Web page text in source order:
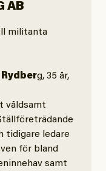
AB
militanta
g, 35 år,
våldsamt
tidigare ledare
för bland
samt